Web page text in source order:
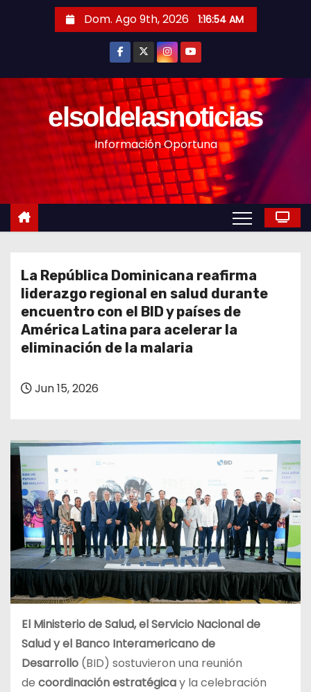
n
Dom. Ago 9th, 2026 1:16:56 AM
elsoldelasnoticias
Información Oportuna
La República Dominicana reafirma
liderazgo regional en salud durante
encuentro con el BID y países de
América Latina para acelerar la
eliminación de la malaria
Jun 15, 2026
El Ministerio de Salud, el Servicio Nacional de
Salud y el Banco Interamericano de
Desarrollo (BID) sostuvieron una reunión
de coordinación estratégicay la celebración